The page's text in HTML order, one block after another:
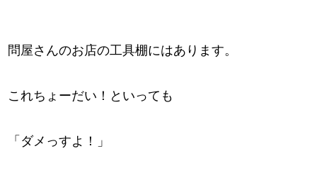
問屋さんのお店の工具棚にはあります。
これちょーだい！といっても
「ダメっすよ！」